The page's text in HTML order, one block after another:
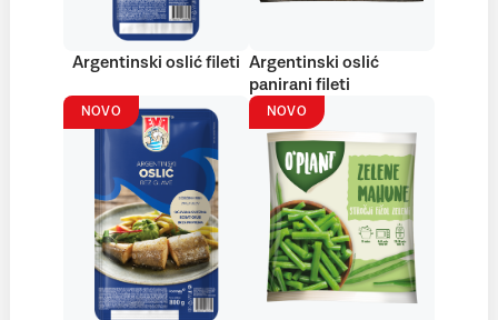
Argentinski oslić fileti Argentinski oslić
panirani fileti
NOVO NOVO